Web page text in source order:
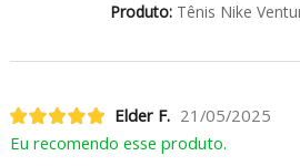
Produto:Tênis Nike
Elder F. 21/05/2025
Eu recomendo esse produto.